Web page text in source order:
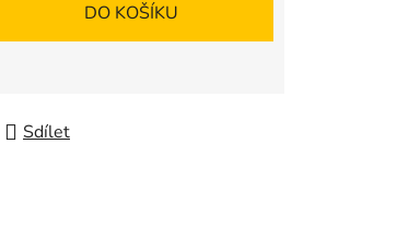
DO KOŠÍKU
Sdílet